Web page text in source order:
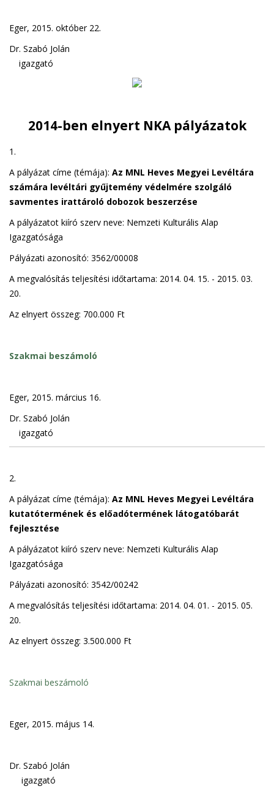
Eger, 2015. október 22.
Dr. Szabó Jolán
igazgató
2014-ben elnyert NKA pályázatok
1.
A pályázat címe (témája): Az MNL Heves Megyei Levéltára
számára levéltári gyűjtemény védelmére szolgáló
savmentes irattároló dobozok beszerzése
A pályázatot kiíró szerv neve: Nemzeti Kulturális Alap
Igazgatósága
Pályázati azonosító: 3562/00008
A megvalósítás teljesítési időtartama: 2014. 04. 15. - 2015. 03.
20.
Az elnyert összeg: 700.000 Ft
Szakmai beszámoló
Eger, 2015. március 16.
Dr. Szabó Jolán
igazgató
2.
A pályázat címe (témája): Az MNL Heves Megyei Levéltára
kutatótermének és előadótermének látogatóbarát
fejlesztése
A pályázatot kiíró szerv neve: Nemzeti Kulturális Alap
Igazgatósága
Pályázati azonosító: 3542/00242
A megvalósítás teljesítési időtartama: 2014. 04. 01. - 2015. 05.
20.
Az elnyert összeg: 3.500.000 Ft
Szakmai beszámoló
Eger, 2015. május 14.
Dr. Szabó Jolán
igazgató